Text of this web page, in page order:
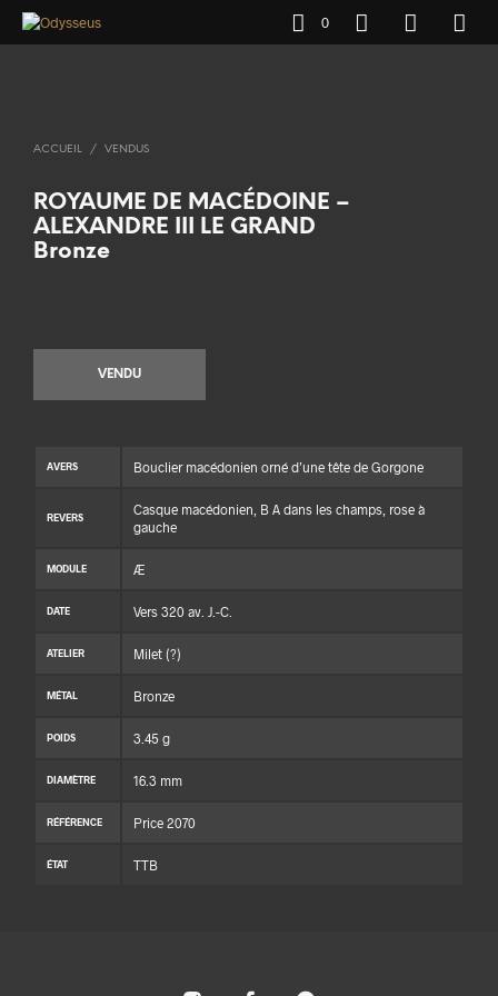
0
ACCUEIL / VENDUS
ROYAUME DE MACÉDOINE –
ALEXANDRE III LE GRAND
Bronze
VENDU
AVERS Bouclier macédonien orné d’une tête de Gorgone
REVERS
Casque macédonien, B A dans les champs, rose à
gauche
MODULE Æ
DATE Vers 320 av. J.-C.
ATELIER Milet (?)
MÉTAL Bronze
POIDS 3.45 g
DIAMÈTRE 16.3 mm
RÉFÉRENCE Price 2070
ÉTAT TTB